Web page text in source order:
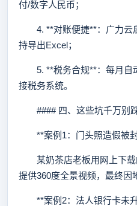
付/数字人民币；
4. **对账便捷**：广力云
持导出Excel；
5. **税务合规**：每月自
接税务系统。
#### 四、这些坑千万别
**案例1：门头照造假被
某奶茶店老板用网上下载
提供360度全景视频，最终因
**案例2：法人银行卡未